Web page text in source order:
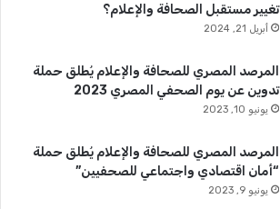
تغيير مستقبل الصحافة والإعلام؟
أبريل 21, 2024
المرصد المصري للصحافة والإعلام يُطلق حملة
تدوين عن يوم الصحفي المصري 2023
يونيو 10, 2023
المرصد المصري للصحافة والإعلام يُطلق حملة
“أمان اقتصادي واجتماعي للصحفيين”
يونيو 9, 2023